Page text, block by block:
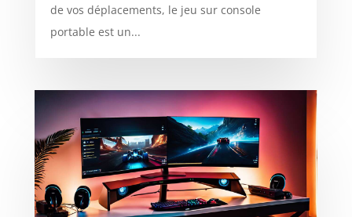
de vos déplacements, le jeu sur console
portable est un...